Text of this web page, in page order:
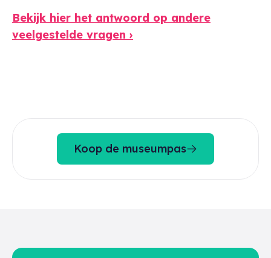
Bekijk hier het antwoord op andere
veelgestelde vragen ›
Koop de museumpas